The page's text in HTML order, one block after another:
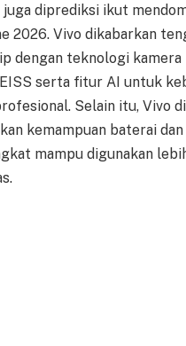
juga diprediksi ikut
2026. Vivo dikabarkan
dengan teknologi kamera
serta fitur AI untuk
Selain itu, Vivo
kemampuan baterai
mampu digunakan